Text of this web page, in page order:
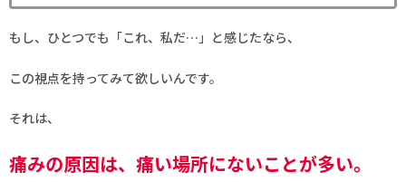
もし、ひとつでも「これ、私だ…」と感じたなら、
この視点を持ってみて欲しいんです。
それは、
痛みの原因は、痛い場所にないことが多い。